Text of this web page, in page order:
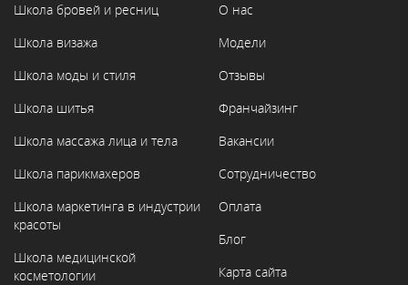
Школа бровей и ресниц
Школа визажа
Школа моды и стиля
Школа шитья
Школа массажа лица и тела
Школа парикмахеров
Школа маркетинга в индустрии
красоты
Школа медицинской
косметологии
О нас
Модели
Отзывы
Франчайзинг
Вакансии
Сотрудничество
Оплата
Блог
Карта сайта